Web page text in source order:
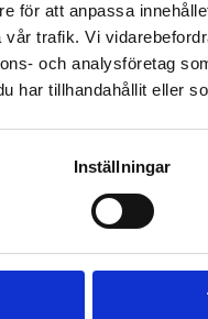
för att anpassa
trafik. Vi
och analysföretag
har tillhandahållit eller
Inställningar